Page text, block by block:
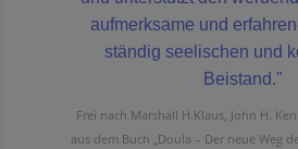
aufmerksame und
ständig seelischen und
Beistand."
Frei nach Marshall H.Klaus, John H.
aus dem Buch „Doula – Der neue Weg